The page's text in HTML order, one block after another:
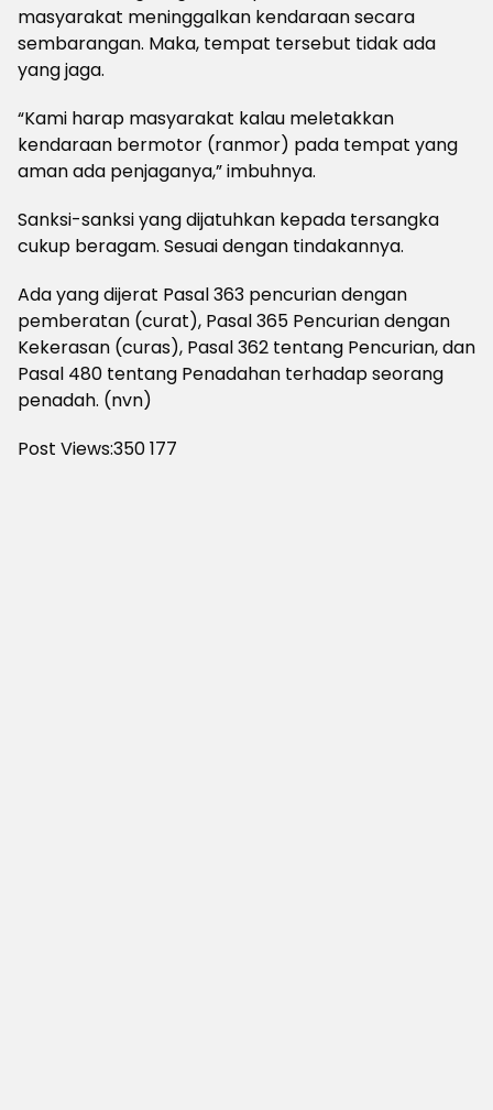
masyarakat meninggalkan kendaraan secara
sembarangan. Maka, tempat tersebut tidak ada
yang jaga.
“Kami harap masyarakat kalau meletakkan
kendaraan bermotor (ranmor) pada tempat yang
aman ada penjaganya,” imbuhnya.
Sanksi-sanksi yang dijatuhkan kepada tersangka
cukup beragam. Sesuai dengan tindakannya.
Ada yang dijerat Pasal 363 pencurian dengan
pemberatan (curat), Pasal 365 Pencurian dengan
Kekerasan (curas), Pasal 362 tentang Pencurian, dan
Pasal 480 tentang Penadahan terhadap seorang
penadah. (nvn)
Post Views:350177